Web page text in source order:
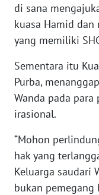
di sana
kuasa Hamid
yang memiliki
Sementara itu
Purba,
Wanda pada
irasional.
“Mohon
hak yang
Keluarga saudari
bukan
NTT
WN
WN
PAPUA
PAPUA
BARAT
WN